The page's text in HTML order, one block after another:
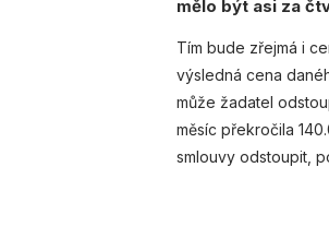
mělo být asi za
Tím bude zřejmá i
výsledná cena
může žadatel
měsíc překročila
smlouvy odstoupit,